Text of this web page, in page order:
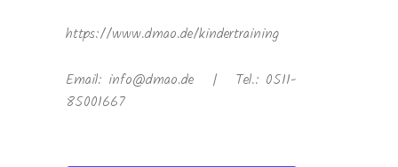
https://www.dmao.de/kindertraining
Email: info@dmao.de | Tel.: 0511-
85001667